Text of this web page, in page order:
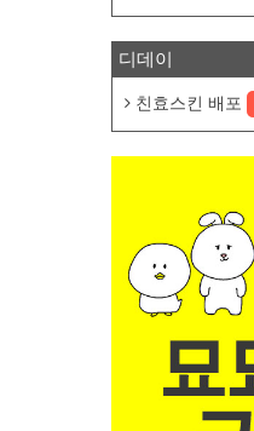
디데이
친효스킨 배포